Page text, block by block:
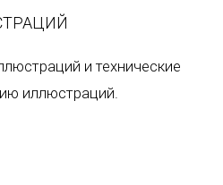
и технические
иллюстраций.